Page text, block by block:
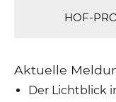
HOF-
Aktuelle
Der Lichtblick